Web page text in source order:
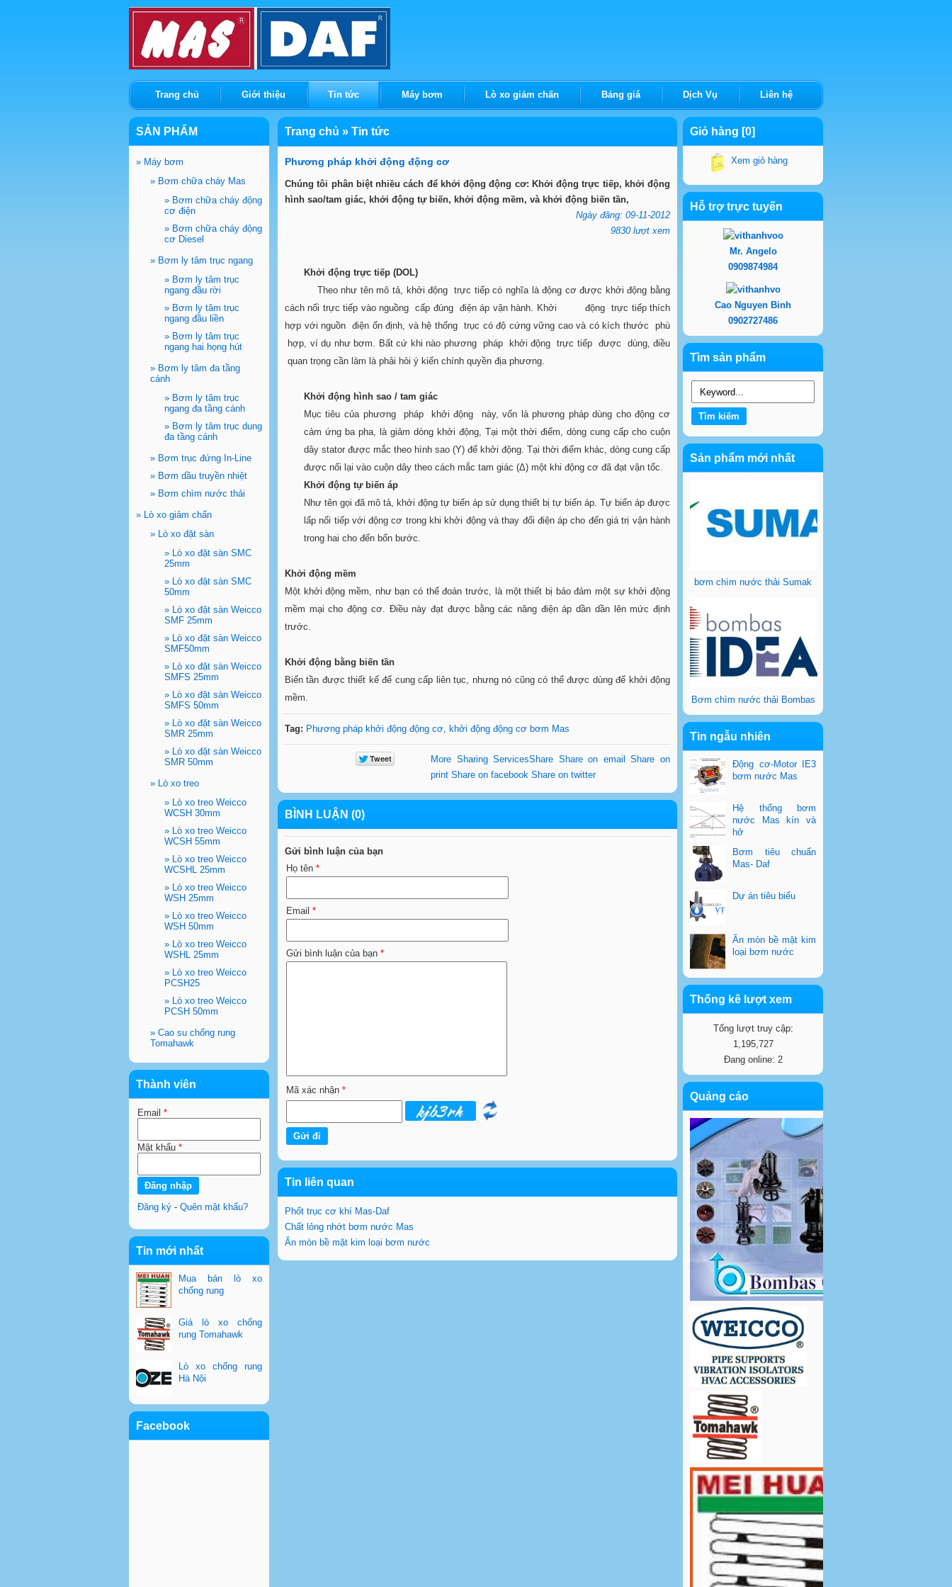
Phương pháp khởi động động cơ
Chúng tôi phân biệt nhiều cách để khởi động động cơ: Khởi động trực tiếp, khởi động
hình sao/tam giác, khởi động tự biến, khởi động mềm, và khởi động biến tần,
Ngày đăng: 09-11-2012
9830 lượt xem
Khởi động trực tiếp (DOL)
Theo như tên mô tả, khởi động trực tiếp có nghĩa là động cơ được khởi động bằng
cách nối trực tiếp vào nguồng cấp đúng điện áp vận hành. Khởi động trực tiếp thích
hợp với nguồn điện ổn định, và hệ thống trục có độ cứng vững cao và có kích thước phù
hợp, ví dụ như bơm. Bất cứ khi nào phương pháp khởi động trực tiếp được dùng, điều
quan trọng cần làm là phải hỏi ý kiến chính quyền địa phương.
Khởi động hình sao / tam giác
Mục tiêu của phương pháp khởi động này, vốn là phương pháp dùng cho động cơ
cảm ứng ba pha, là giảm dòng khởi động, Tại một thời điểm, dòng cung cấp cho cuộn
dây stator được mắc theo hình sao (Y) để khởi động. Tại thời điểm khác, dòng cung cấp
được nối lại vào cuộn dây theo cách mắc tam giác (Δ) một khi động cơ đã đạt vận tốc.
Khởi động tự biến áp
Như tên gọi đã mô tả, khởi động tự biến áp sử dụng thiết bị tự biến áp. Tự biến áp được
lấp nối tiếp với động cơ trong khi khởi động và thay đổi điện áp cho đến giá trị vận hành
trong hai cho đến bốn bước.
Khởi động mềm
Một khởi động mềm, như bạn có thể đoán trước, là một thiết bị bảo đảm một sự khởi động
mềm mại cho động cơ. Điều này đạt được bằng các nâng điện áp dần dần lên mức định
trước.
Khởi động bằng biến tần
Biến tần được thiết kế để cung cấp liên tục, nhưng nó cũng có thể được dùng để khởi động
mềm.
Tag: Phương pháp khởi động động cơ, khởi động động cơ bơm Mas
More Sharing ServicesShare Share on email
Share on
print Share on facebook Share on twitter
BÌNH LUẬN (0)
Gửi bình luận của bạn
Họ tên *
Email *
Gửi bình luận của bạn *
Mã xác nhận *
Tin liên quan
Phốt trục cơ khí Mas-Daf
Chất lỏng nhớt bơm nước Mas
Ăn mòn bề mặt kim loại bơm nước
Trang chủ » Tin tức Giỏ hàng [0]
Xem giỏ hàng
Hỗ trợ trực tuyến
Mr. Angelo
0909874984
Cao Nguyen Binh
0902727486
Tìm sản phẩm
Sản phẩm mới nhất
bơm chìm nước thải Sumak
Bơm chìm nước thải Bombas
Tin ngẫu nhiên
Động cơ-Motor IE3
bơm nước Mas
Hệ thống bơm
nước Mas kín và
hở
Bơm tiêu chuẩn
Mas- Daf
Dự án tiêu biểu
Ăn mòn bề mặt kim
loại bơm nước
Thống kê lượt xem
Tổng lượt truy cập:
1,195,727
Đang online: 2
Quảng cáo
SẢN PHẨM
» Máy bơm
» Bơm chữa cháy Mas
» Bơm chữa cháy động
cơ điện
» Bơm chữa cháy động
cơ Diesel
» Bơm ly tâm trục ngang
» Bơm ly tâm trục
ngang đầu rời
» Bơm ly tâm trục
ngang đầu liền
» Bơm ly tâm trục
ngang hai họng hút
» Bơm ly tâm đa tầng
cánh
» Bơm ly tâm trục
ngang đa tầng cánh
» Bơm ly tâm trục dung
đa tầng cánh
» Bơm trục đứng In-Line
» Bơm dầu truyền nhiệt
» Bơm chìm nước thải
» Lò xo giảm chấn
» Lò xo đặt sàn
» Lò xo đặt sàn SMC
25mm
» Lò xo đặt sàn SMC
50mm
» Lò xo đặt sàn Weicco
SMF 25mm
» Lò xo đặt sàn Weicco
SMF50mm
» Lò xo đặt sàn Weicco
SMFS 25mm
» Lò xo đặt sàn Weicco
SMFS 50mm
» Lò xo đặt sàn Weicco
SMR 25mm
» Lò xo đặt sàn Weicco
SMR 50mm
» Lò xo treo
» Lò xo treo Weicco
WCSH 30mm
» Lò xo treo Weicco
WCSH 55mm
» Lò xo treo Weicco
WCSHL 25mm
» Lò xo treo Weicco
WSH 25mm
» Lò xo treo Weicco
WSH 50mm
» Lò xo treo Weicco
WSHL 25mm
» Lò xo treo Weicco
PCSH25
» Lò xo treo Weicco
PCSH 50mm
» Cao su chống rung
Tomahawk
Thành viên
Email *
Mật khẩu *
Đăng ký - Quên mật khẩu?
Tin mới nhất
Mua bán lò xo
chống rung
Giá lò xo chống
rung Tomahawk
Lò xo chống rung
Hà Nội
Facebook
Trang chủ Giới thiệu Tin tức Máy bơm Lò xo giảm chấn Bảng giá Dịch Vụ Liên hệ